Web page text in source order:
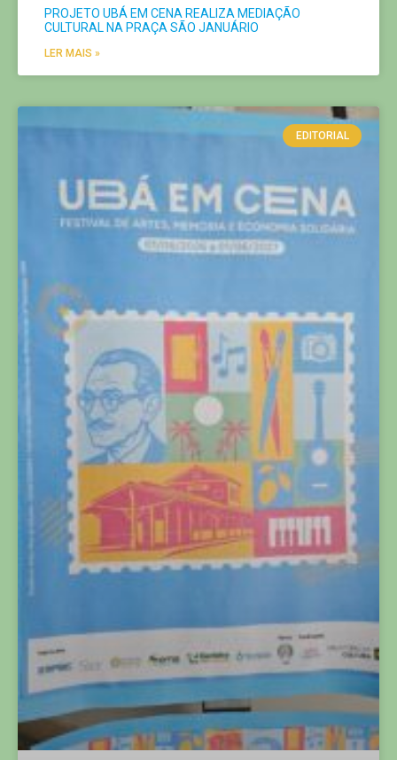
PROJETO UBÁ EM CENA REALIZA MEDIAÇÃO
CULTURAL NA PRAÇA SÃO JANUÁRIO
LER MAIS »
EDITORIAL